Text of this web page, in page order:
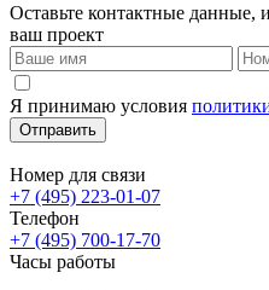
Оставьте контактные
ваш проект
Я принимаю условия
Отправить
Номер для связи
+7 (495) 223-01-07
Телефон
+7 (495) 700-17-70
Часы работы